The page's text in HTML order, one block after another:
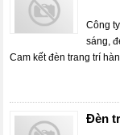
Công
sáng,
Cam kết đèn trang trí
Đèn